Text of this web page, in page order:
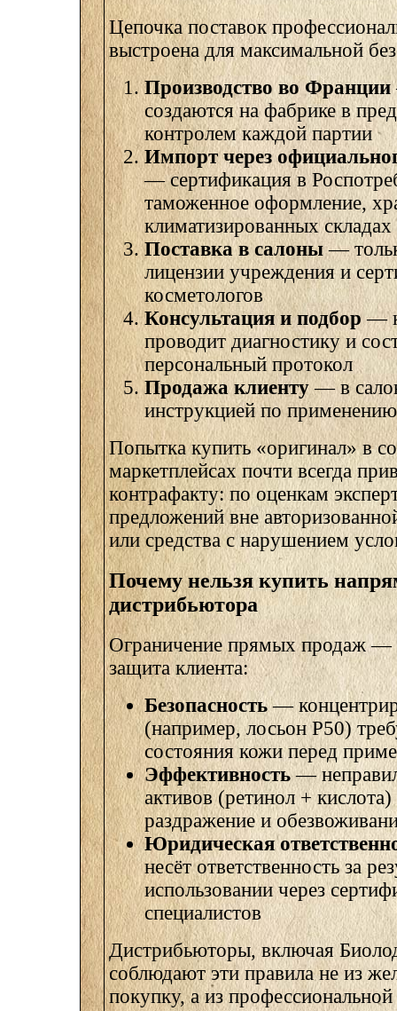
Цепочка поставок
выстроена для максимальной
Производство во Франции
создаются на фабрике в
контролем каждой партии
Импорт через
— сертификация в
таможенное оформление,
климатизированных складах
Поставка в салоны—
лицензии учреждения и
косметологов
Консультация и подбор —
проводит диагностику и
персональный протокол
Продажа клиенту— в
инструкцией по применению
Попытка купить «оригинал» в
маркетплейсах почти всегда
контрафакту: по оценкам
предложений вне
или средства с нарушением
Почему нельзя купить
дистрибьютора
Ограничение прямых продаж —
защита клиента:
Безопасность—
(например, лосьон P50)
состояния кожи перед
Эффективность—
активов (ретинол +
раздражение и
Юридическая
несёт ответственность за
использовании через
специалистов
Дистрибьюторы, включая
соблюдают эти правила не из
покупку, а из профессиональной